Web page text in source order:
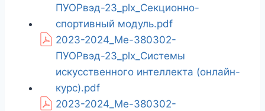
ПУОРвэд-23_plx_Секционно-
спортивный модуль.pdf
2023-2024_Ме-380302-
ПУОРвэд-23_plx_Системы
искусственного интеллекта (онлайн-
курс).pdf
2023-2024_Ме-380302-